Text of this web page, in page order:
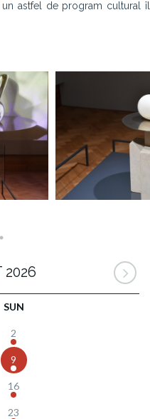
astfel de program cultural îl
2026
SUN
2
9
16
23